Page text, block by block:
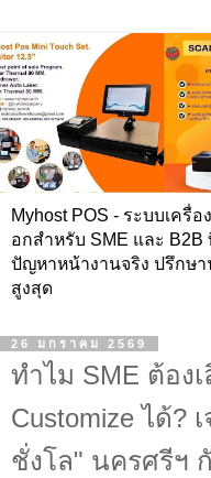
Myhost POS - ระบบเครื่
อกสำหรับ SME และ
ปัญหาหน้างานจริง ปรึกษ
สูงสุด
26 มกราคม 2569
ทำไม SME ต้อง
Customize ได้?
ชั่งโล" นครศรีฯ